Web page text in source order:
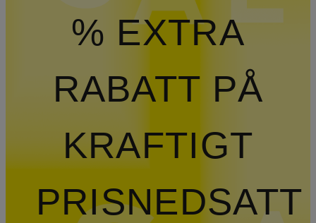
% EXTRA
RABATT PÅ
KRAFTIGT
PRISNEDSATT